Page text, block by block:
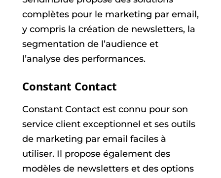
complètes pour le marketing par email,
y compris la création de newsletters, la
segmentation de l’audience et
l’analyse des performances.
Constant Contact
Constant Contact est connu pour son
service client exceptionnel et ses outils
de marketing par email faciles à
utiliser. Il propose également des
modèles de newsletters et des options